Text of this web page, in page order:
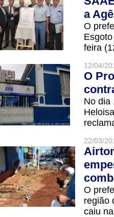
a
O
feira
12/04/
O
No dia
22/03/
O
região
caiu